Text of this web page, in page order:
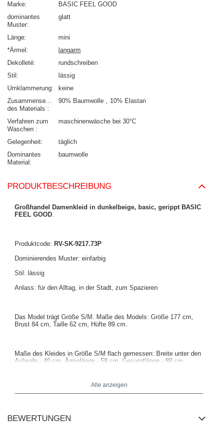
Marke
BASIC FEEL GOOD
dominantes
Muster
glatt
Länge
mini
*Ärmel
langarm
Dekolleté
rundschreiben
Stil
lässig
Umklammerung
keine
Zusammensetzung
des Materials
90% Baumwolle 10% Elastan
Verfahren zum
Waschen
maschinenwäsche bei 30°C
Gelegenheit
täglich
Dominantes
Material
baumwolle
PRODUKTBESCHREIBUNG
Großhandel Damenkleid in dunkelbeige, basic, gerippt BASIC
FEEL GOOD.
Produktcode: RV-SK-9217.73P
Dominierendes Muster: einfarbig
Stil: lässig
Anlass: für den Alltag, in der Stadt, zum Spazieren
Das Model trägt Größe S/M. Maße des Models: Größe 177 cm,
Brust 84 cm, Taille 62 cm, Hüfte 89 cm.
Maße des Kleides in Größe S/M flach gemessen: Breite unter den
Achseln - 40 cm, Ärmelänge - 58 cm, Gesamtlänge - 88 cm
Alle anzeigen
BEWERTUNGEN